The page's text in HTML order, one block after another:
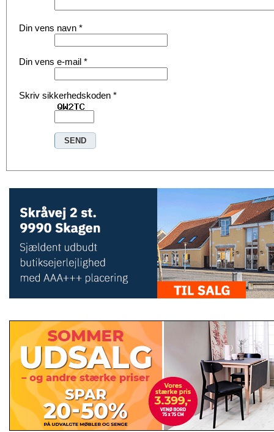
Din vens navn *
Din vens e-mail *
Skriv sikkerhedskoden *